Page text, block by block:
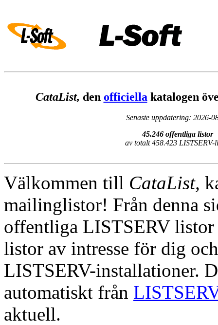
CataList, den officiella katalogen
Senaste uppdatering: 2026-
45.246 offentliga listor
av totalt 458.423 LISTSERV-
Välkommen till CataList,
mailinglistor! Från denna
offentliga LISTSERV listor
listor av intresse för dig
LISTSERV-installationer.
automatiskt från
aktuell.